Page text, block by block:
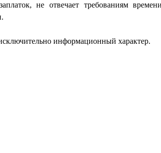
не отвечает требованиям
информационный характер.